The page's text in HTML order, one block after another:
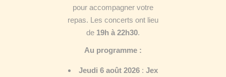
pour accompagner votre
repas. Les concerts ont lieu
de 19h à 22h30.
Au programme :
Jeudi 6 août 2026 : Jex